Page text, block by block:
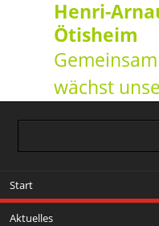
Henri-
Ötisheim
wächst
überspringen
Start
Aktuelles